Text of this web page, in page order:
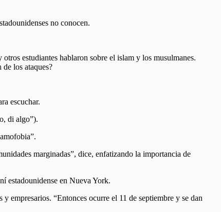
no conocen.
estudiantes hablaron sobre el islam y los musulmanes.
los ataques?
escuchar.
di algo”).
marginadas”, dice, enfatizando la importancia de
estadounidense en Nueva York.
empresarios. “Entonces ocurre el 11 de septiembre y se dan